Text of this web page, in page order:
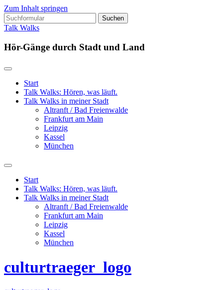
Zum Inhalt springen
Suchen
nach:
Talk Walks
Hör-Gänge durch Stadt und Land
Start
Talk Walks: Hören, was läuft.
Talk Walks in meiner Stadt
Altranft / Bad Freienwalde
Frankfurt am Main
Leipzig
Kassel
München
Suchfeld
ein-/ausblenden
Start
Talk Walks: Hören, was läuft.
Talk Walks in meiner Stadt
Altranft / Bad Freienwalde
Frankfurt am Main
Leipzig
Kassel
München
culturtraeger_logo